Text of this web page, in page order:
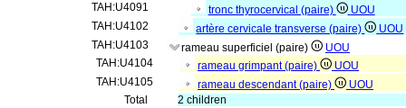
TAH:U4091
tronc thyrocervical (paire)
UOU
TAH:U4102
artère cervicale transverse (paire)
UOU
TAH:U4103
rameau superficiel (paire)
UOU
TAH:U4104
rameau grimpant (paire)
UOU
TAH:U4105
rameau descendant (paire)
UOU
Total
2 children